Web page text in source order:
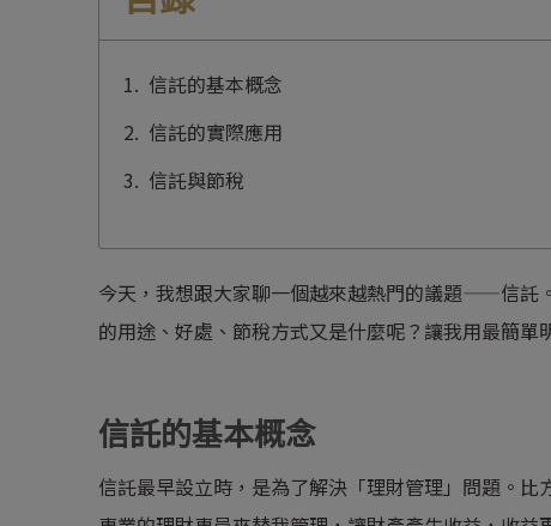
信託的基本概念
信託的實際應用
信託與節稅
今天，我想跟大家聊一個越來越熱門的議題——信託
的用途、好處、節稅方式又是什麼呢？讓我用最簡單
信託的基本概念
信託最早設立時，是為了解決「理財管理」問題。